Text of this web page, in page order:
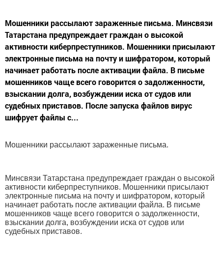
Мошенники рассылают зараженные письма. Минсвязи
Татарстана предупреждает граждан о высокой
активности киберпреступников. Мошенники присылают
электронные письма на почту и шифратором, который
начинает работать после активации файла. В письме
мошенников чаще всего говорится о задолженности,
взыскании долга, возбуждении иска от судов или
судебных приставов. После запуска файлов вирус
шифрует файлы с...
Мошенники рассылают зараженные письма.
Минсвязи Татарстана предупреждает граждан о высокой
активности киберпреступников. Мошенники присылают
электронные письма на почту и шифратором, который
начинает работать после активации файла. В письме
мошенников чаще всего говорится о задолженности,
взыскании долга, возбуждении иска от судов или
судебных приставов.